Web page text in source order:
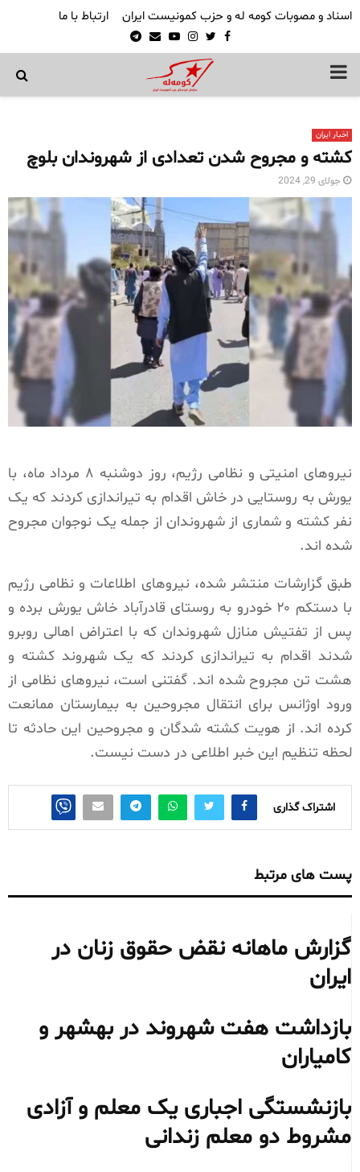
اسناد و مصوبات کومه له و حزب کمونیست ایران ارتباط با ما
Facebook
Twitter
Instagram
Youtube
Email
Telegram
PRIMARY
اخبار ایران
کشته و مجروح شدن تعدادی از شهروندان بلوچ
جولای 29, 2024
نیروهای امنیتی و نظامی رژیم، روز دوشنبه ۸ مرداد ماه، با
یورش به روستایی در خاش اقدام به تیراندازی کردند که یک
نفر کشته و شماری از شهروندان از جمله یک نوجوان مجروح
شده اند.
طبق گزارشات منتشر شده، نیروهای اطلاعات و نظامی رژیم
با دستکم ۲۰ خودرو به روستای قادرآباد خاش یورش برده و
پس از تفتیش منازل شهروندان که با اعتراض اهالی روبرو
شدند اقدام به تیراندازی کردند که یک شهروند کشته و
هشت تن مجروح شده اند. گفتنی است، نیروهای نظامی از
ورود اوژانس برای انتقال مجروحین به بیمارستان ممانعت
کرده اند. از هویت کشته شدگان و مجروحین این حادثه تا
لحظه تنظیم این خبر اطلاعی در دست نیست.
اشتراک گذاری
پست های مرتبط
گزارش ماهانه نقض حقوق زنان در
ایران
بازداشت هفت شهروند در بهشهر و
کامیاران
بازنشستگی اجباری یک معلم و آزادی
مشروط دو معلم زندانی